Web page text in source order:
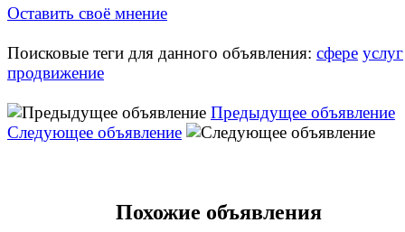
Оставить своё мнение
Поисковые теги для данного объявления: сфере услуг
продвижение
Предыдущее объявление
Следующее объявление
Похожие объявления